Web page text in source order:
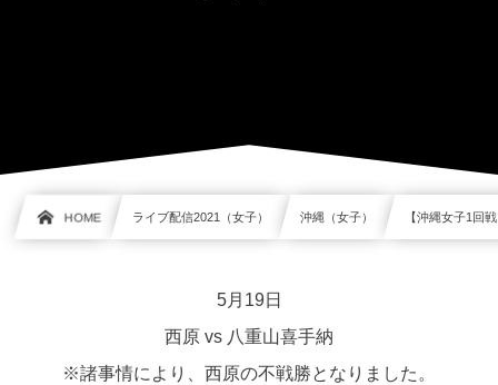
HOME ライブ配信2021（女子） 沖縄（女子） 【沖縄女子1回
5月19日
西原 vs 八重山喜手納
※諸事情により、西原の不戦勝となりました。